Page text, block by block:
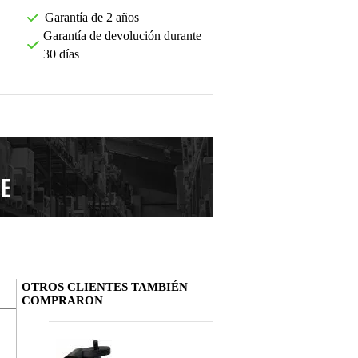
Garantía de 2 años
Garantía de devolución durante
30 días
Deja tu opinión
OTROS CLIENTES TAMBIÉN
COMPRARON